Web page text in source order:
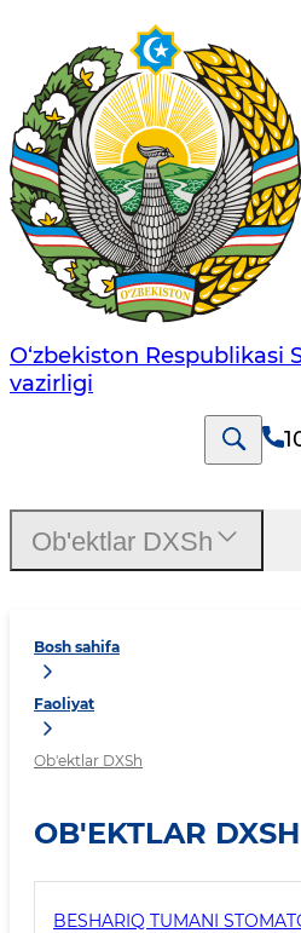
O‘zbеkistоn Rеspublikаsi
vаzirligi
Bosh sahifa
Faoliyat
Ob'ektlar DXSh
OB'EKTLAR DXSH
BESHARIQ TUMANI
Ob'ektlar DXSh